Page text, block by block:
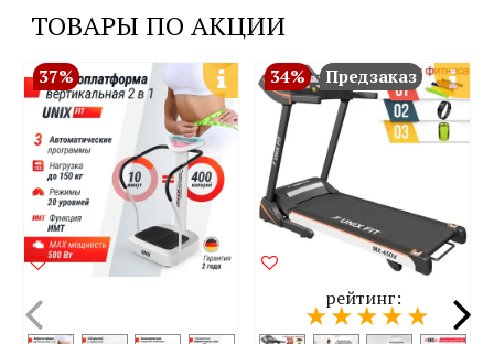
ТОВАРЫ ПО АКЦИИ
37% 34% Предзаказ
рейтинг: